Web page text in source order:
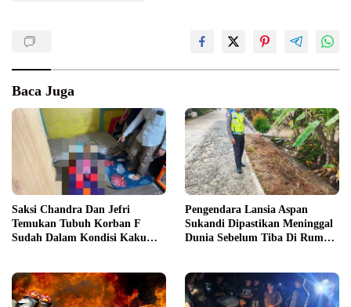
Baca Juga
Saksi Chandra Dan Jefri
Temukan Tubuh Korban F
Sudah Dalam Kondisi Kaku
Pengendara Lansia Aspan
Sukandi Dipastikan Meninggal
Dunia Sebelum Tiba Di Rumah